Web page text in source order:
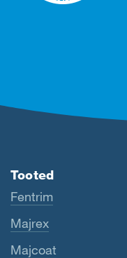
Tooted
Fentrim
Majrex
Majcoat